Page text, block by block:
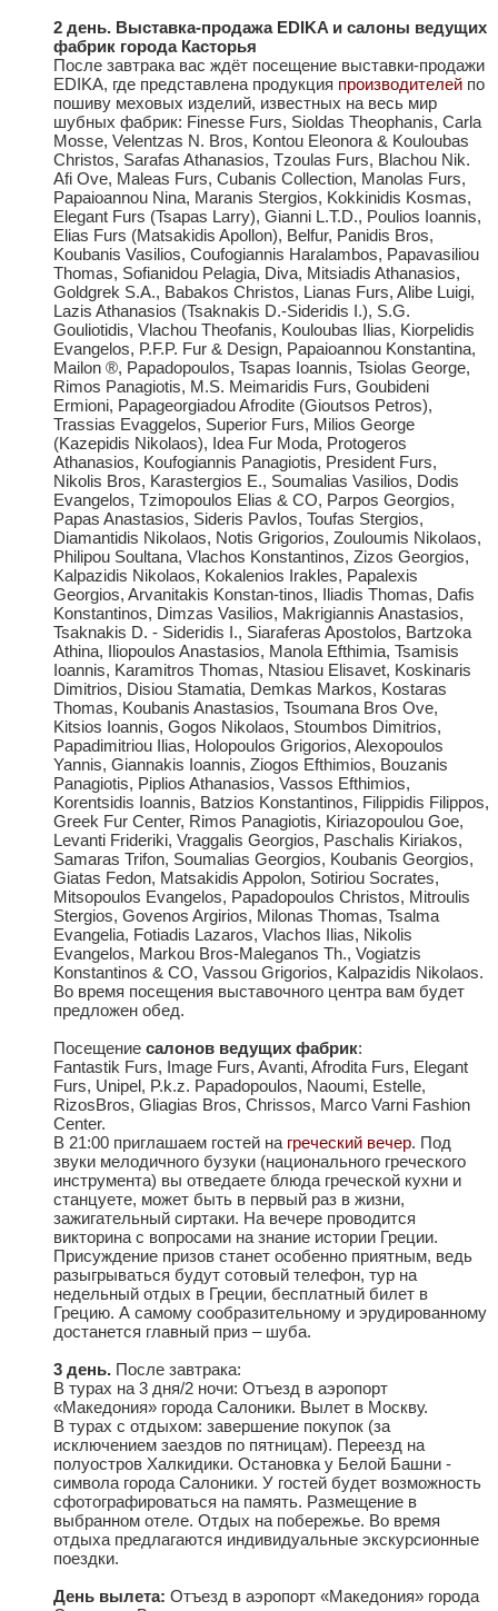
2 день. Выставка-продажа EDIKA и салоны ведущих
фабрик города Касторья
После завтрака вас ждёт посещение выставки-продажи
EDIKA, где представлена продукция производителей по
пошиву меховых изделий, известных на весь мир
шубных фабрик: Finesse Furs, Sioldas Theophanis, Carla
Mosse, Velentzas N. Bros, Kontou Eleonora & Kouloubas
Christos, Sarafas Athanasios, Tzoulas Furs, Blachou Nik.
Afi Ove, Maleas Furs, Cubanis Collection, Manolas Furs,
Papaioannou Nina, Maranis Stergios, Kokkinidis Kosmas,
Elegant Furs (Tsapas Larry), Gianni L.T.D., Poulios Ioannis,
Elias Furs (Matsakidis Apollon), Belfur, Panidis Bros,
Koubanis Vasilios, Coufogiannis Haralambos, Papavasiliou
Thomas, Sofianidou Pelagia, Diva, Mitsiadis Athanasios,
Goldgrek S.A., Babakos Christos, Lianas Furs, Alibe Luigi,
Lazis Athanasios (Tsaknakis D.-Sideridis I.), S.G.
Gouliotidis, Vlachou Theofanis, Kouloubas Ilias, Kiorpelidis
Evangelos, P.F.P. Fur & Design, Papaioannou Konstantina,
Mailon ®, Papadopoulos, Tsapas Ioannis, Tsiolas George,
Rimos Panagiotis, M.S. Meimaridis Furs, Goubideni
Ermioni, Papageorgiadou Afrodite (Gioutsos Petros),
Trassias Evaggelos, Superior Furs, Milios George
(Kazepidis Nikolaos), Idea Fur Moda, Protogeros
Athanasios, Koufogiannis Panagiotis, President Furs,
Nikolis Bros, Karastergios E., Soumalias Vasilios, Dodis
Evangelos, Tzimopoulos Elias & CO, Parpos Georgios,
Papas Anastasios, Sideris Pavlos, Toufas Stergios,
Diamantidis Nikolaos, Notis Grigorios, Zouloumis Nikolaos,
Philipou Soultana, Vlachos Konstantinos, Zizos Georgios,
Kalpazidis Nikolaos, Kokalenios Irakles, Papalexis
Georgios, Arvanitakis Konstan-tinos, Iliadis Thomas, Dafis
Konstantinos, Dimzas Vasilios, Makrigiannis Anastasios,
Tsaknakis D. - Sideridis I., Siaraferas Apostolos, Bartzoka
Athina, Iliopoulos Anastasios, Manola Efthimia, Tsamisis
Ioannis, Karamitros Thomas, Ntasiou Elisavet, Koskinaris
Dimitrios, Disiou Stamatia, Demkas Markos, Kostaras
Thomas, Koubanis Anastasios, Tsoumana Bros Ove,
Kitsios Ioannis, Gogos Nikolaos, Stoumbos Dimitrios,
Papadimitriou Ilias, Holopoulos Grigorios, Alexopoulos
Yannis, Giannakis Ioannis, Ziogos Efthimios, Bouzanis
Panagiotis, Piplios Athanasios, Vassos Efthimios,
Korentsidis Ioannis, Batzios Konstantinos, Filippidis Filippos,
Greek Fur Center, Rimos Panagiotis, Kiriazopoulou Goe,
Levanti Frideriki, Vraggalis Georgios, Paschalis Kiriakos,
Samaras Trifon, Soumalias Georgios, Koubanis Georgios,
Giatas Fedon, Matsakidis Appolon, Sotiriou Socrates,
Mitsopoulos Evangelos, Papadopoulos Christos, Mitroulis
Stergios, Govenos Argirios, Milonas Thomas, Tsalma
Evangelia, Fotiadis Lazaros, Vlachos Ilias, Nikolis
Evangelos, Markou Bros-Maleganos Th., Vogiatzis
Konstantinos & CO, Vassou Grigorios, Kalpazidis Nikolaos.
Во время посещения выставочного центра вам будет
предложен обед.
Посещение салонов ведущих фабрик:
Fantastik Furs, Image Furs, Avanti, Afrodita Furs, Elegant
Furs, Unipel, P.k.z. Papadopoulos, Naoumi, Estelle,
RizosBros, Gliagias Bros, Chrissos, Marco Varni Fashion
Center.
В 21:00 приглашаем гостей на греческий вечер. Под
звуки мелодичного бузуки (национального греческого
инструмента) вы отведаете блюда греческой кухни и
станцуете, может быть в первый раз в жизни,
зажигательный сиртаки. На вечере проводится
викторина с вопросами на знание истории Греции.
Присуждение призов станет особенно приятным, ведь
разыгрываться будут сотовый телефон, тур на
недельный отдых в Греции, бесплатный билет в
Грецию. А самому сообразительному и эрудированному
достанется главный приз – шуба.
3 день. После завтрака:
В турах на 3 дня/2 ночи: Отъезд в аэропорт
«Македония» города Салоники. Вылет в Москву.
В турах с отдыхом: завершение покупок (за
исключением заездов по пятницам). Переезд на
полуостров Халкидики. Остановка у Белой Башни -
символа города Салоники. У гостей будет возможность
сфотографироваться на память. Размещение в
выбранном отеле. Отдых на побережье. Во время
отдыха предлагаются индивидуальные экскурсионные
поездки.
День вылета: Отъезд в аэропорт «Македония» города